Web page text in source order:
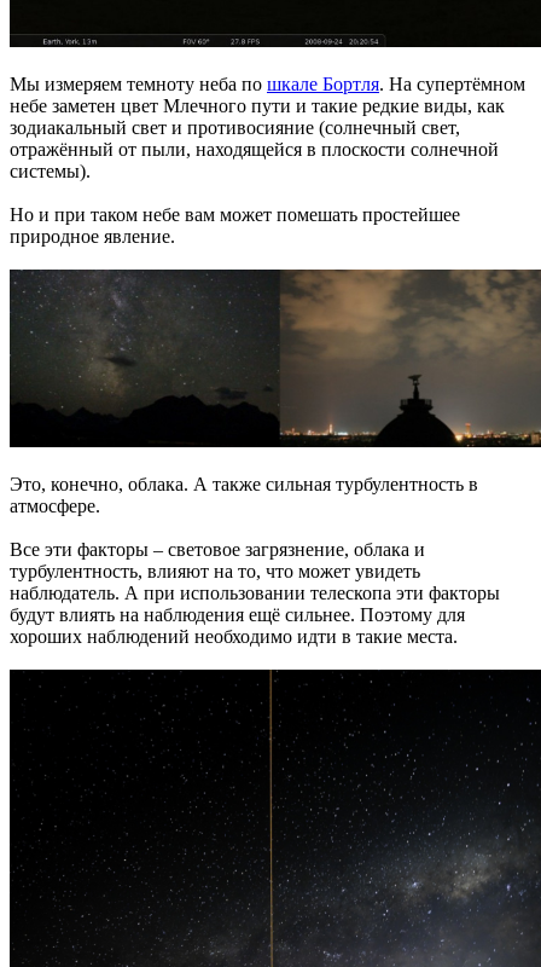
Мы измеряем темноту неба по шкале Бортля. На супертёмном
небе заметен цвет Млечного пути и такие редкие виды, как
зодиакальный свет и противосияние (солнечный свет,
отражённый от пыли, находящейся в плоскости солнечной
системы).
Но и при таком небе вам может помешать простейшее
природное явление.
Это, конечно, облака. А также сильная турбулентность в
атмосфере.
Все эти факторы – световое загрязнение, облака и
турбулентность, влияют на то, что может увидеть
наблюдатель. А при использовании телескопа эти факторы
будут влиять на наблюдения ещё сильнее. Поэтому для
хороших наблюдений необходимо идти в такие места.